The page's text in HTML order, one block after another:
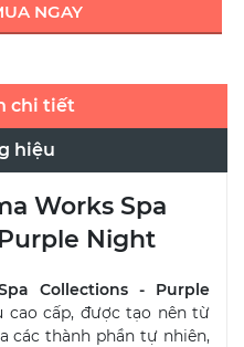
NGAY
chi tiết
hiệu
Works Spa
Night
Collections - Purple
cao cấp, được tạo nên từ
các thành phần tự nhiên,